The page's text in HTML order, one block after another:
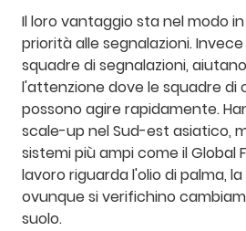
Il loro vantaggio sta nel modo
priorità alle segnalazioni.
squadre di segnalazioni,
l'attenzione dove le squadre di
possono agire rapidamente.
scale-up nel Sud-est asiatico,
sistemi più ampi come il Global
lavoro riguarda l'olio di palma,
ovunque si verifichino
suolo.